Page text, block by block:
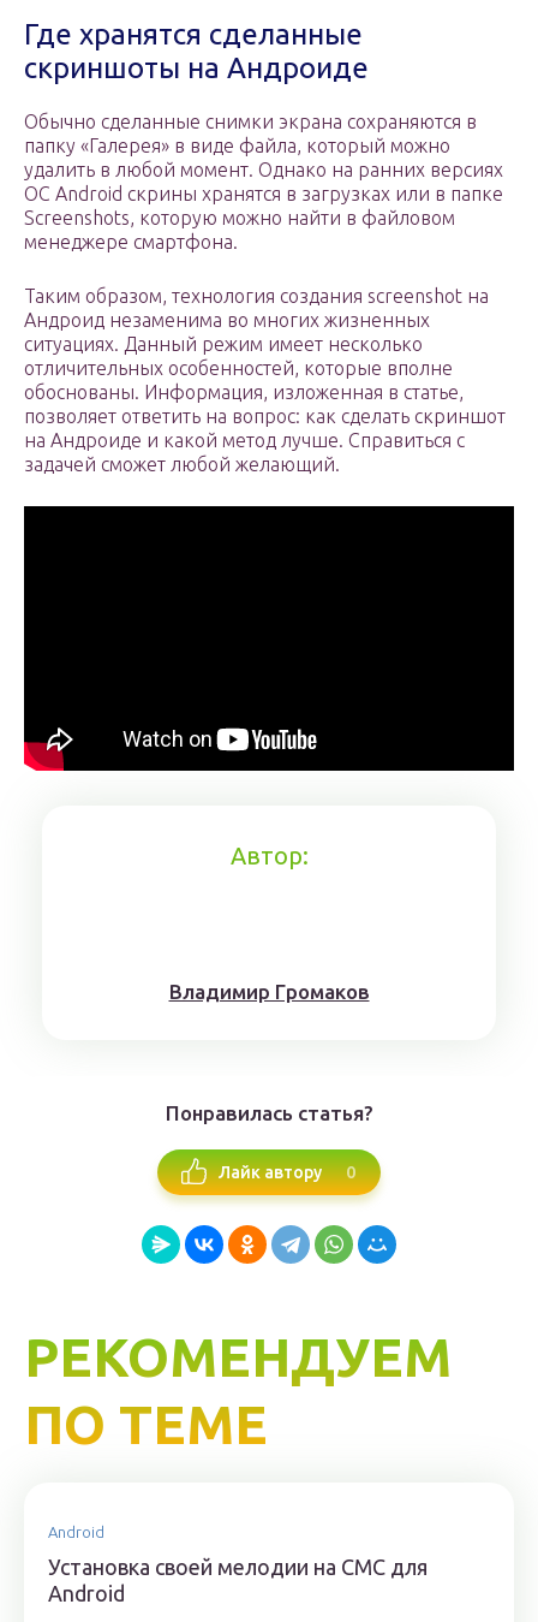
Где хранятся сделанные
скриншоты на Андроиде
Обычно сделанные снимки экрана сохраняются в
папку «Галерея» в виде файла, который можно
удалить в любой момент. Однако на ранних версиях
OC Android скрины хранятся в загрузках или в папке
Screenshots, которую можно найти в файловом
менеджере смартфона.
Таким образом, технология создания screenshot на
Андроид незаменима во многих жизненных
ситуациях. Данный режим имеет несколько
отличительных особенностей, которые вполне
обоснованы. Информация, изложенная в статье,
позволяет ответить на вопрос: как сделать скриншот
на Андроиде и какой метод лучше. Справиться с
задачей сможет любой желающий.
Автор:
Влaдимиp Гpoмaкoв
Понравилась статья?
Лайк автору 0
РЕКОМЕНДУЕМ
ПО ТЕМЕ
Android
Установка своей мелодии на СМС для
Android